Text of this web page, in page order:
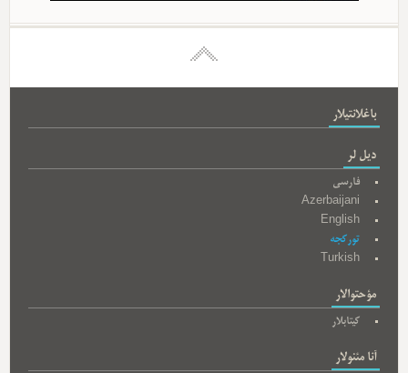
باغلانتیلار
دیل لر
فارسی
Azerbaijani
English
تورکجه
Turkish
مؤحتوالار
کیتابلار
آنا مئنولار